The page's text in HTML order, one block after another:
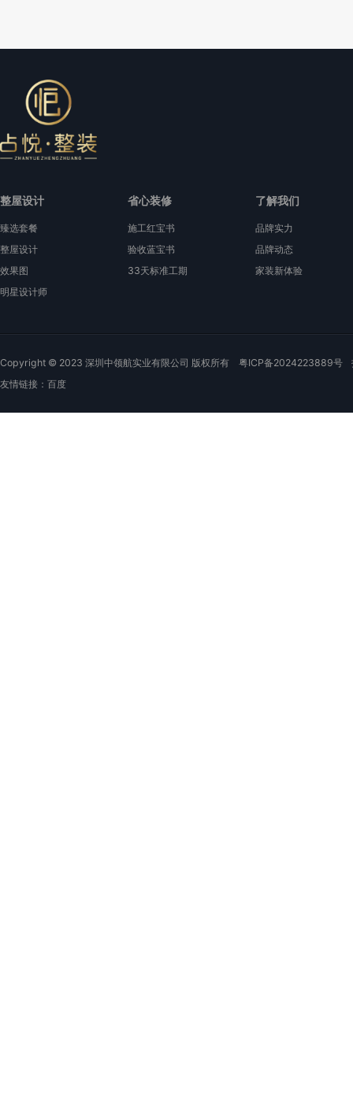
整屋设计
臻选套餐
整屋设计
效果图
明星设计师
省心装修
施工红宝书
验收蓝宝书
33天标准工期
了解我们
品牌实力
品牌动态
家装新体验
Copyright © 2023 深圳中领航实业有限公司 版权所有 粤ICP备2024223889号
友情链接： 百度